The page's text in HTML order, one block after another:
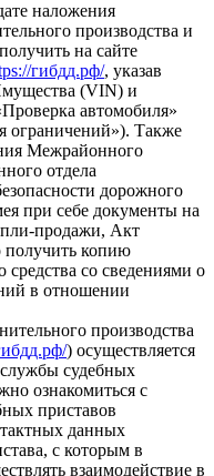
наложения
производства и
на сайте
гибдд.рф/, указав
(VIN) и
автомобиля»
ограничений»). Также
Межрайонного
отдела
дорожного
при себе документы на
продажи, Акт
получить копию
средства со сведениями о
в отношении
производства
) осуществляется
судебных
ознакомиться с
приставов
данных
с которым в
взаимодействие в